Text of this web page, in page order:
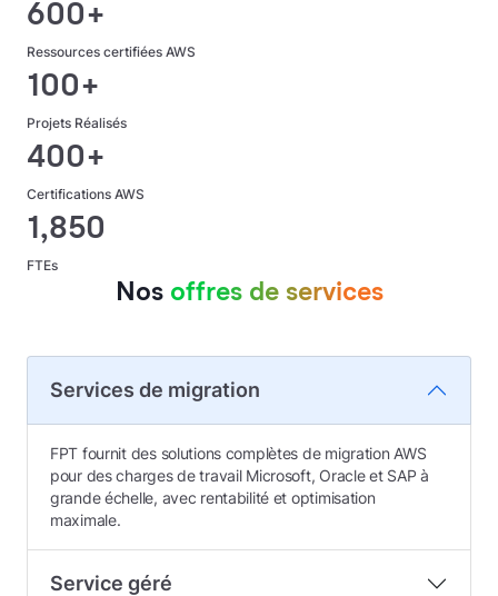
600+
Ressources certifiées AWS
100+
Projets Réalisés
400+
Certifications AWS
1,850
FTEs
Nos offres de services
Services de migration
FPT fournit des solutions complètes de migration AWS
pour des charges de travail Microsoft, Oracle et SAP à
grande échelle, avec rentabilité et optimisation
maximale.
Service géré